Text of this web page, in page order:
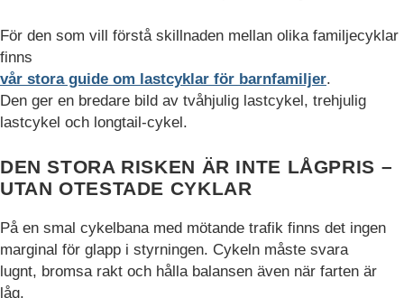
För den som vill förstå skillnaden mellan olika familjecyklar
finns
vår stora guide om lastcyklar för barnfamiljer.
Den ger en bredare bild av tvåhjulig lastcykel, trehjulig
lastcykel och longtail-cykel.
DEN STORA RISKEN ÄR INTE LÅGPRIS –
UTAN OTESTADE CYKLAR
På en smal cykelbana med mötande trafik finns det ingen
marginal för glapp i styrningen. Cykeln måste svara
lugnt, bromsa rakt och hålla balansen även när farten är
låg.